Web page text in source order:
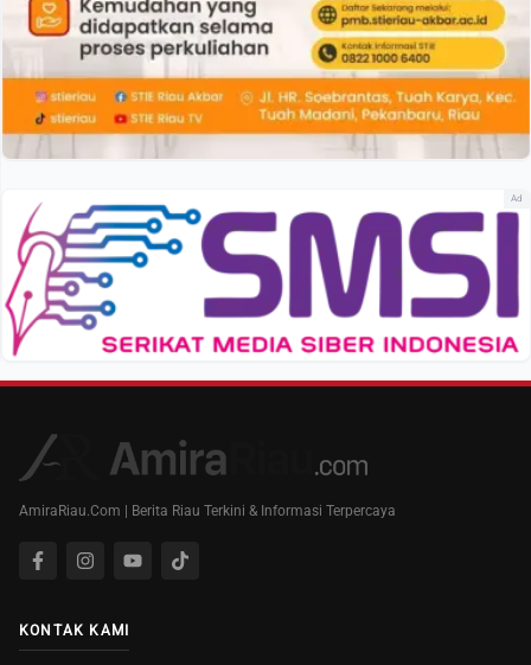
Ad
AmiraRiau.Com | Berita Riau Terkini & Informasi Terpercaya
KONTAK KAMI